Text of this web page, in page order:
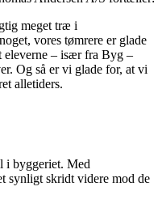
meget træ i
vores tømrere er glade
eleverne – især fra Byg –
Og så er vi glade for, at vi
alletiders.
i byggeriet. Med
synligt skridt videre mod de